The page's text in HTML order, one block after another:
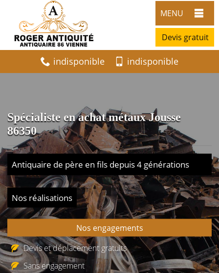
MENU
Devis gratuit
indisponible indisponible
Spécialiste en achat métaux Jousse
86350
Antiquaire de père en fils depuis 4 générations
Nos réalisations
Nos engagements
Devis et déplacement gratuits
Sans engagement